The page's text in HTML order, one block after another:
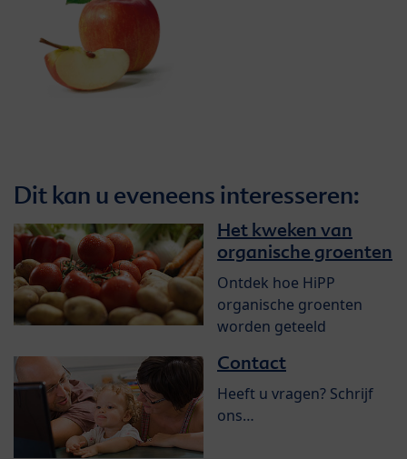
Dit kan u eveneens interesseren:
Het kweken van
organische groenten
Ontdek hoe HiPP
organische groenten
worden geteeld
Contact
Heeft u vragen? Schrijf
ons…